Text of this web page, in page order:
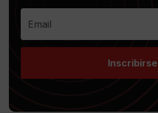
Inscribirse